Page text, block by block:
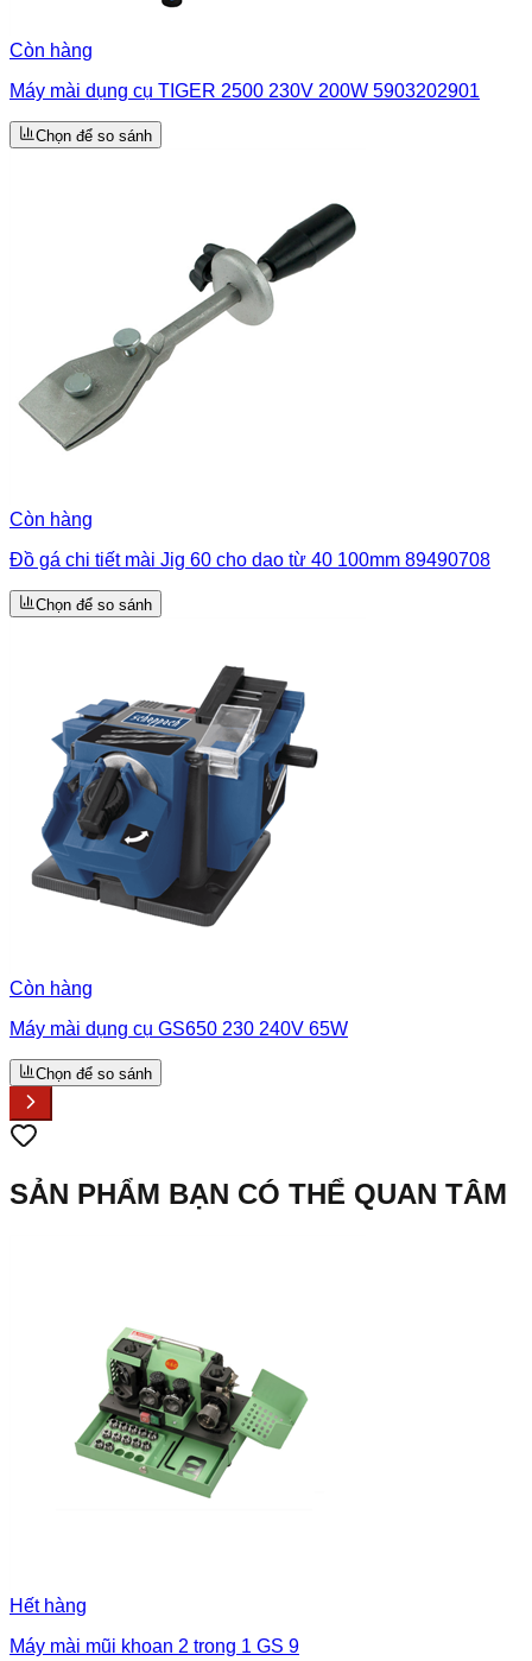
Còn hàng
Máy mài dụng cụ TIGER 2500 230V 200W 5903202901
Chọn để so sánh
Còn hàng
Đồ gá chi tiết mài Jig 60 cho dao từ 40 100mm 89490708
Chọn để so sánh
Còn hàng
Máy mài dụng cụ GS650 230 240V 65W
Chọn để so sánh
SẢN PHẨM BẠN CÓ THỂ QUAN TÂM
Hết hàng
Máy mài mũi khoan 2 trong 1 GS 9